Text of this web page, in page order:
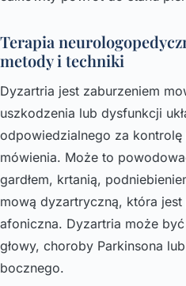
Terapia
metody i techniki
Dyzartria jest zaburzeniem
uszkodzenia lub dysfunkcji
odpowiedzialnego za
mówienia. Może to
gardłem, krtanią,
mową dyzartryczną, która
afoniczna. Dyzartria może
głowy, choroby Parkinsona
bocznego.